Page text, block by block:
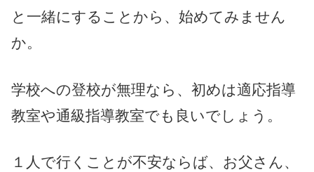
と一緒にすることから、始めてみません
か。
学校への登校が無理なら、初めは適応指導
教室や通級指導教室でも良いでしょう。
１人で行くことが不安ならば、お父さん、